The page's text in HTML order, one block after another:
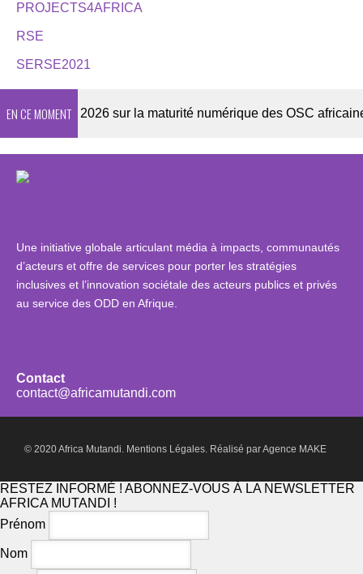
PROJECTS4AFRICA
RSE
SERSE2021
EN CE MOMENT2026 sur la maturité numérique des OSC africaines
Une initiative globale articulant média à impacts, communautés
d’acteurs et offre de services pour porter les stratégies
inclusives et l’innovation sociétale des acteurs publics et privés
au service des ODD en Afrique.
Contact
contact@africamutandi.com
© 2020 Africa Mutandi. Mentions Légales. Réalisé parAgence MAKE
RESTEZ INFORMÉ ! ABONNEZ-VOUS À LA NEWSLETTER
AFRICA MUTANDI !
Prénom
Nom